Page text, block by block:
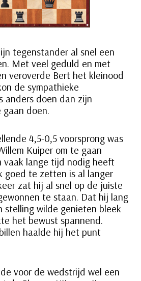
tegenstander al snel een
Met veel geduld en met
veroverde Bert het kleinood
de sympathieke
anders doen dan zijn
doen.
4,5-0,5 voorsprong was
Kuiper om te gaan
vaak lange tijd nodig heeft
goed te zetten is al langer
zat hij al snel op de juiste
te staan. Dat hij lang
stelling wilde genieten bleek
het bewust spannend.
haalde hij het punt
voor de wedstrijd wel een